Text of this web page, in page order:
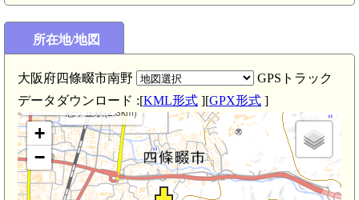
所在地/地図
大阪府四條畷市南野
GPSトラック
データダウンロード :[KML形式 ][GPX形式 ]
忍ケ丘駅(2.3km)
河内 岡山城(2.5km)
+
−